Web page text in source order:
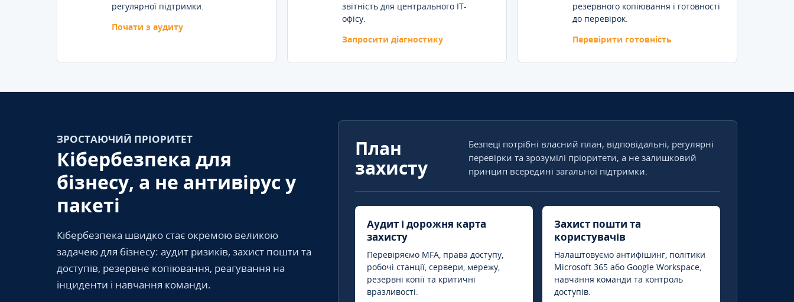
регулярної підтримки.
Почати з аудиту
звітність для центрального IT-
офісу.
Запросити діагностику
резервного копіювання і готовності
до перевірок.
Перевірити готовність
ЗРОСТАЮЧИЙ ПРІОРИТЕТ
Кібербезпека для
бізнесу, а не антивірус у
пакеті
Кібербезпека швидко стає окремою великою
задачею для бізнесу: аудит ризиків, захист пошти та
доступів, резервне копіювання, реагування на
інциденти і навчання команди.
План
захисту
Безпеці потрібні власний план, відповідальні, регулярні
перевірки та зрозумілі пріоритети, а не залишковий
принцип всередині загальної підтримки.
Аудит і дорожня карта
захисту
Перевіряємо MFA, права доступу,
робочі станції, сервери, мережу,
резервні копії та критичні
вразливості.
Захист пошти та
користувачів
Налаштовуємо антифішинг, політики
Microsoft 365 або Google Workspace,
навчання команди та контроль
доступів.